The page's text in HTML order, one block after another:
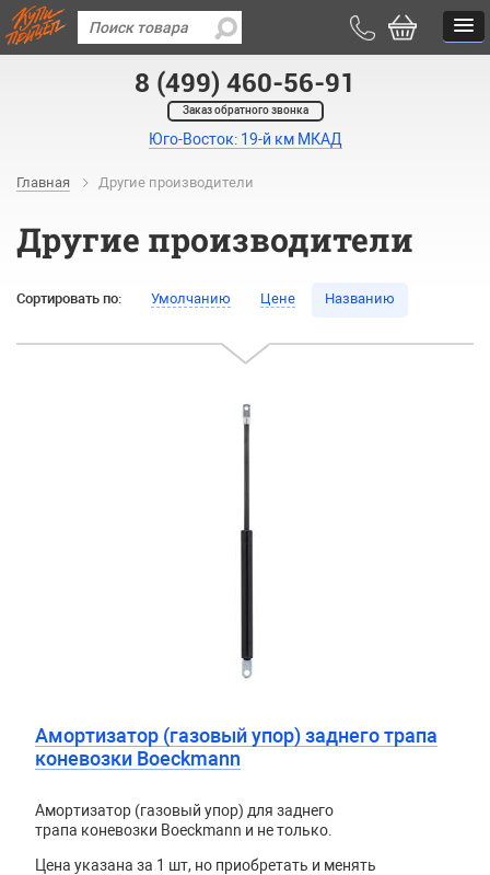
8 (499) 460-56-91
Заказ обратного звонка
Юго-Восток: 19-й км МКАД
Главная Другие производители
Другие производители
Сортировать по: Умолчанию Цене Названию
Амортизатор (газовый упор) заднего трапа
коневозки Boeckmann
Амортизатор (газовый упор) для заднего
трапа коневозки Boeckmann и не только.
Цена указана за 1 шт, но приобретать и менять